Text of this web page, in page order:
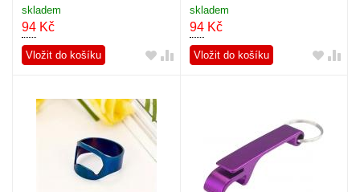
skladem
94 Kč
Vložit do košíku
skladem
94Kč
Vložit do košíku